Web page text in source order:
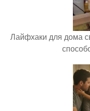
Лайфхаки для дома